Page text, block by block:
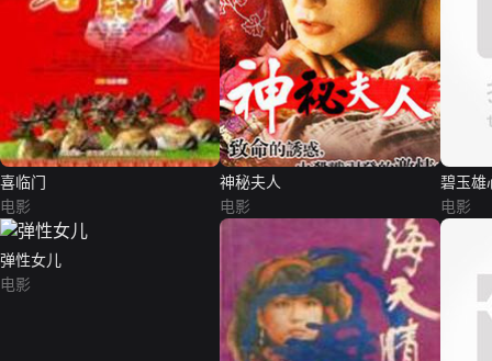
喜临门
电影
神秘夫人
电影
碧玉雄
电影
弹性女儿
电影